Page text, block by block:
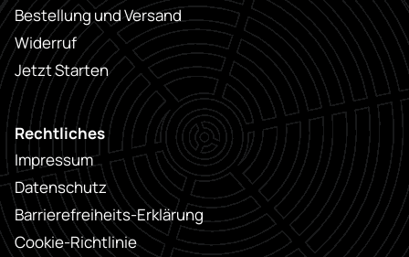
Bestellung und Versand
Widerruf
Jetzt Starten
Rechtliches
Impressum
Datenschutz
Barrierefreiheits-Erklärung
Cookie-Richtlinie